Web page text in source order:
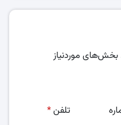
بخش‌های موردنیاز
تلفن*